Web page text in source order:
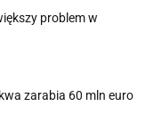
problem w
zarabia 60 mln euro